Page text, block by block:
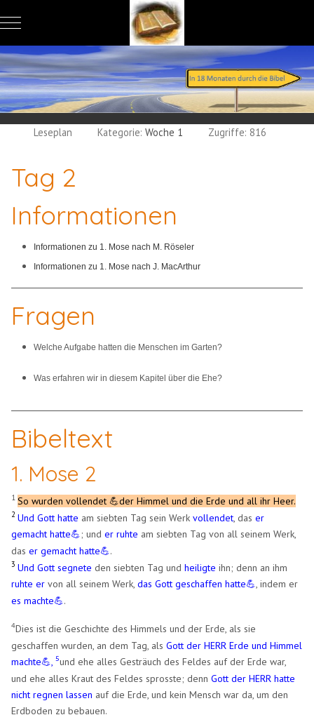
Mobile Menu Toggle
Leseplan Kategorie:Woche 1 Zugriffe: 816
Tag 2
Informationen
Informationen zu 1. Mose nach M. Röseler
Informationen zu 1. Mose nach J. MacArthur
Fragen
Welche Aufgabe hatten die Menschen im Garten?
Was erfahren wir in diesem Kapitel über die Ehe?
Bibeltext
1. Mose 2
1So wurden vollendet💪der Himmel und die Erde und all ihr Heer.
2 Und Gott hatte am siebten Tag sein Werkvollendet , daser
gemacht hatte💪 ; under ruhte am siebten Tag von all seinem Werk,
daser gemacht hatte💪.
3 Und Gott segnete den siebten Tag undheiligte ihn; denn an ihm
ruhte er von all seinem Werk,das Gott geschaffen hatte💪 , indem er
es machte💪.
​4Dies ist die Geschichte des Himmels und der Erde, als sie
geschaffen wurden, an dem Tag, alsGott der HERR Erde und Himmel
machte💪,​5und ehe alles Gesträuch des Feldes auf der Erde war,
und ehe alles Kraut des Feldes sprosste; dennGott der HERR hatte
nicht regnen lassen auf die Erde, und kein Mensch war da, um den
Erdboden zu bebauen.